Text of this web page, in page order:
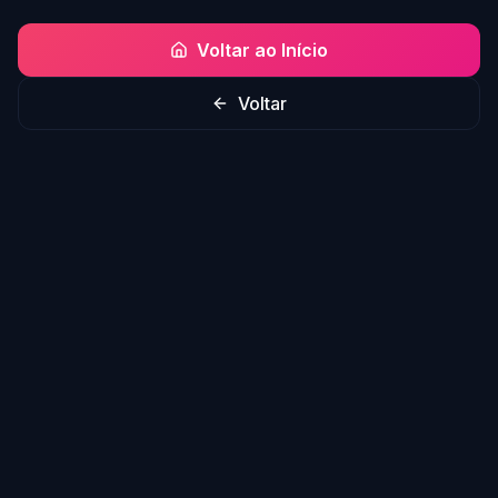
Voltar ao Início
Voltar